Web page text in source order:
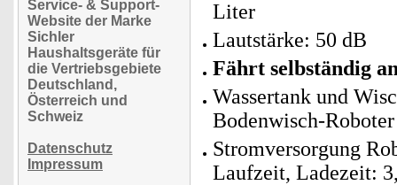
Service- & Support-
Website der Marke
Sichler
Haushaltsgeräte für
die Vertriebsgebiete
Deutschland,
Österreich und
Schweiz
Datenschutz
Impressum
Liter
Lautstärke: 50 dB
Fährt selbständig
Wassertank und
Bodenwisch-
Stromversorgung
Laufzeit, Ladezeit: